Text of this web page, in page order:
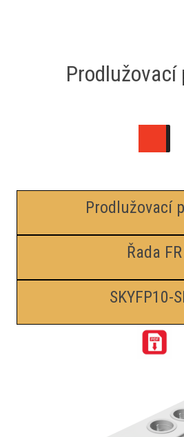
Prodlužovací
Prodlužovací
Řada FR
SKYFP10-